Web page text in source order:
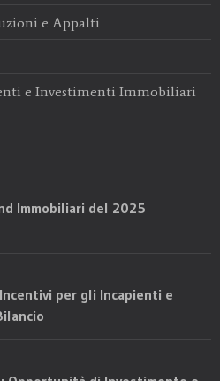
e Appalti
e Investimenti Immobiliari
Immobiliari del 2025
per gli Incapienti e